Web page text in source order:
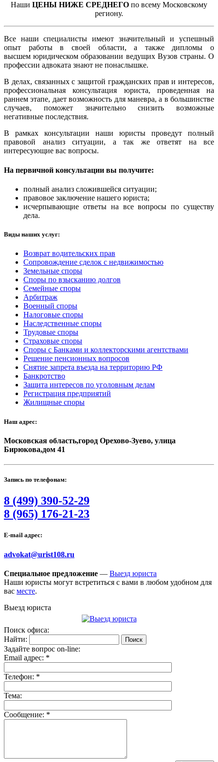
Наши ЦЕНЫ НИЖЕ СРЕДНЕГО по всему Московскому
региону.
Все наши специалисты имеют значительный и успешный
опыт работы в своей области, а также дипломы о
высшем юридическом образовании ведущих Вузов страны. О
профессии адвоката знают не понаслышке.
В делах, связанных с защитой гражданских прав и интересов,
профессиональная консультация юриста, проведенная на
раннем этапе, дает возможность для маневра, а в большинстве
случаев, поможет значительно снизить возможные
негативные последствия.
В рамках консультации наши юристы проведут полный
правовой анализ ситуации, а так же ответят на все
интересующие вас вопросы.
На первичной консультации вы получите:
полный анализ сложившейся ситуации;
правовое заключение нашего юриста;
исчерпывающие ответы на все вопросы по существу
дела.
Виды наших услуг:
Возврат водительских прав
Сопровождение сделок с недвижимостью
Земельные споры
Споры по взысканию долгов
Семейные споры
Арбитраж
Военный споры
Налоговые споры
Наследственные споры
Трудовые споры
Страховые споры
Споры с Банками и коллекторскими агентствами
Решение пенсионных вопросов
Снятие запрета въезда на территорию РФ
Банкротство
Защита интересов по уголовным делам
Регистрация предприятий
Жилищные споры
Наш адрес:
Московская область,город Орехово-Зуево, улица
Бирюкова,дом 41
Запись по телефонам:
8 (499) 390-52-29
8 (965) 176-21-23
E-mail адрес:
advokat@urist108.ru
Специальное предложение — Выезд юриста
Наши юристы могут встретиться с вами в любом удобном для
вас месте.
Выезд юриста
Поиск офиса:
Найти:
Задайте вопрос on-line:
Email адрес: *
Телефон: *
Тема:
Сообщение: *